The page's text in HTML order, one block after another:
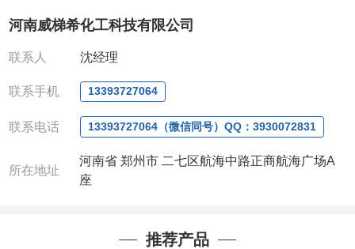
作中有用到的试剂,欢迎前来询购,如若出现质量问题,
全额退款,并承担所有运费。电话:0371-
63377391/13393727064
QQ:3930072831
:13393727064
联系人: 沈晓东(欢迎致电,或QQ、微信联系)
河南威梯希化工科技有限公司
联系人 沈经理
联系手机 13393727064
联系电话 13393727064（微信同号）QQ：3930072831
所在地址
河南省 郑州市 二七区航海中路正商航海广场A
座
推荐产品